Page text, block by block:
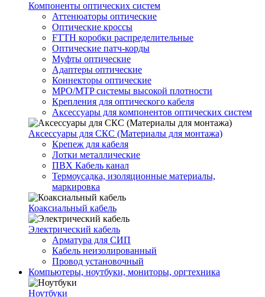
Компоненты оптических систем
Аттенюаторы оптические
Оптические кроссы
FTTH коробки распределительные
Оптические патч-корды
Муфты оптические
Адаптеры оптические
Коннекторы оптические
MPO/MTP системы высокой плотности
Крепления для оптического кабеля
Аксессуары для компонентов оптических систем
Аксессуары для СКС (Материалы для монтажа)
Крепеж для кабеля
Лотки металлические
ПВХ Кабель канал
Термоусадка, изоляционные материалы,
маркировка
Коаксиальный кабель
Электрический кабель
Арматура для СИП
Кабель неизолированный
Провод установочный
Компьютеры, ноутбуки, мониторы, оргтехника
Ноутбуки